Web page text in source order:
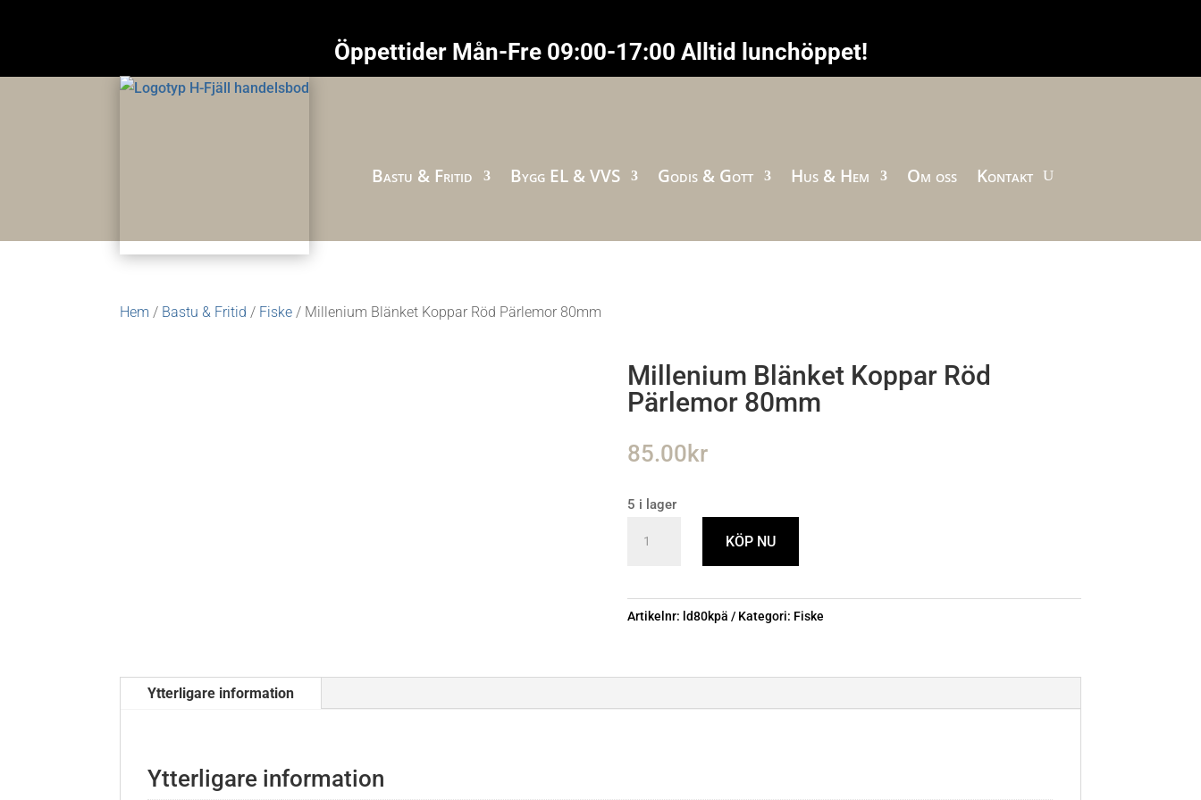
Öppettider Mån-Fre 09:00-17:00 Alltid lunchöppet!
Bastu & Fritid Bygg EL & VVS Godis & Gott Hus & Hem Om oss Kontakt
Hem / Bastu & Fritid / Fiske / Millenium Blänket Koppar Röd Pärlemor 80mm
Millenium Blänket Koppar Röd
Pärlemor 80mm
85.00kr
5 i lager
Röd
Pärlemor
KÖP NU
Artikelnr: ld80kpä Kategori: Fiske
Ytterligare information
Ytterligare information